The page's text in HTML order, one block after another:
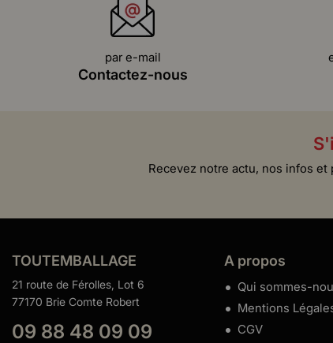
par e-mail
Contactez-nous
Recevez notre actu, nos infos
TOUTEMBALLAGE
21 route de Férolles, Lot 6
77170 Brie Comte Robert
09 88 48 09 09
A propos
Qui sommes-
Mentions
CGV